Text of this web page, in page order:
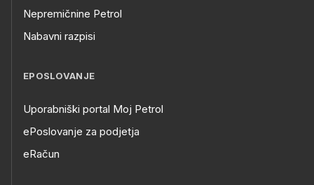
Nepremičnine Petrol
Nabavni razpisi
EPOSLOVANJE
Uporabniški portal Moj Petrol
ePoslovanje za podjetja
eRačun